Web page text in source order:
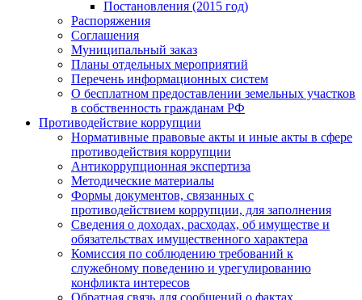
Постановления (2015 год)
Распоряжения
Соглашения
Муниципальный заказ
Планы отдельных мероприятий
Перечень информационных систем
О бесплатном предоставлении земельных участков
в собственность гражданам РФ
Противодействие коррупции
Нормативные правовые акты и иные акты в сфере
противодействия коррупции
Антикоррупционная экспертиза
Методические материалы
Формы документов, связанных с
противодействием коррупции, для заполнения
Сведения о доходах, расходах, об имуществе и
обязательствах имущественного характера
Комиссия по соблюдению требований к
служебному поведению и урегулированию
конфликта интересов
Обратная связь для сообщений о фактах